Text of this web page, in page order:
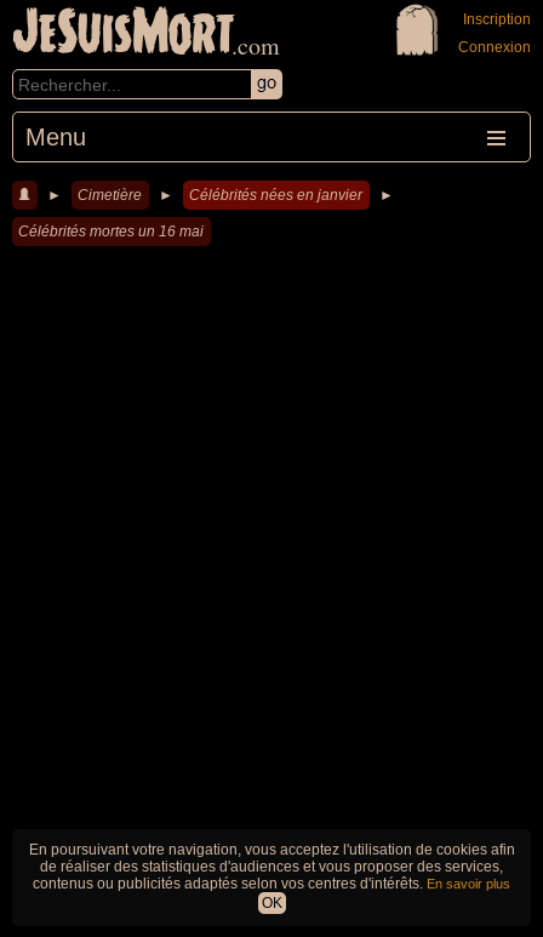
JeSuisMort.com
Menu
Inscription
Connexion
► Cimetière ► Célébrités nées en janvier ►
Célébrités mortes un 16 mai
En poursuivant votre navigation, vous acceptez l'utilisation de cookies afin
de réaliser des statistiques d'audiences et vous proposer des services,
contenus ou publicités adaptés selon vos centres d'intérêts. En savoir plus
OK